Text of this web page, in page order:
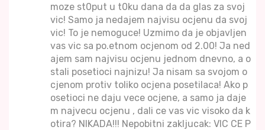
moze st0put u t0ku dana da da glas za svoj
vic! Samo ja nedajem najvisu ocjenu da svoj
vic! To je nemoguce! Uzmimo da je objavljen
vas vic sa po.etnom ocjenom od 2.00! Ja ned
ajem sam najvisu ocjenu jednom dnevno, a o
stali posetioci najnizu! Ja nisam sa svojom o
cjenom protiv toliko ocjena posetilaca! Ako p
osetioci ne daju vece ocjene, a samo ja daje
m najvecu ocjenu , dali ce vas vic visoko da k
otira? NIKADA!!! Nepobitni zakljucak: VIC CE P